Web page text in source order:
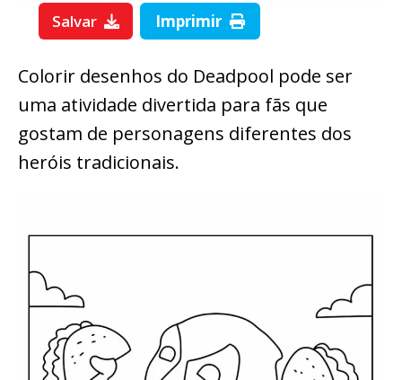
Salvar Imprimir
Colorir desenhos do Deadpool pode ser
uma atividade divertida para fãs que
gostam de personagens diferentes dos
heróis tradicionais.